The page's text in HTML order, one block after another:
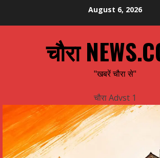
August 6, 2026
चौरा
"खबरें चौरा से"
चौरा Advst 1